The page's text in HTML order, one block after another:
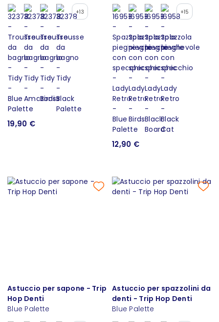
+13
19,90 €
+15
12,90 €
Astuccio per sapone - Trip
Hop Denti
Blue Palette
Astuccio per spazzolini da
denti - Trip Hop Denti
Blue Palette